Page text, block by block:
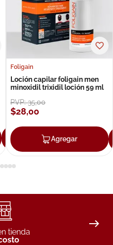
Agregar
Foligain
Loción capilar foligain men
minoxidil trixidil loción 59 ml
PVP:35,00
$28,00
Agregar
tienda